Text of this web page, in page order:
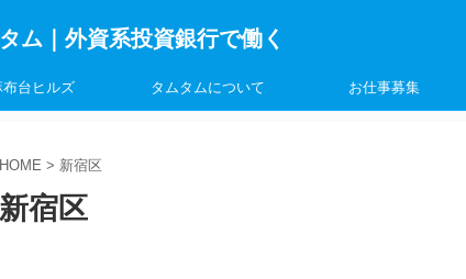
ム｜外資系投資銀行で働く
布台ヒルズ タムタムについて お仕事募集
HOME > 新宿区
新宿区